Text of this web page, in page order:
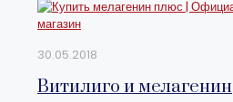
30.05.2018
Витилиго и мелагенин